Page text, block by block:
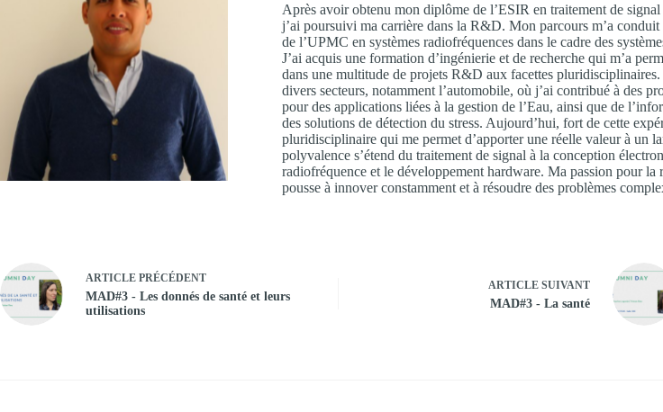
Après avoir obtenu mon diplôme de l’ESIR en traitement de
j’ai poursuivi ma carrière dans la R&D. Mon parcours m’a conduit
de l’UPMC en systèmes radiofréquences dans le cadre des
J’ai acquis une formation d’ingénierie et de recherche qui m’a
dans une multitude de projets R&D aux facettes pluridisciplinaires.
divers secteurs, notamment l’automobile, où j’ai contribué à des
pour des applications liées à la gestion de l’Eau, ainsi que de
des solutions de détection du stress. Aujourd’hui, fort de cette
pluridisciplinaire qui me permet d’apporter une réelle valeur à un
polyvalence s’étend du traitement de signal à la conception
radiofréquence et le développement hardware. Ma passion pour la
pousse à innover constamment et à résoudre des problèmes
ARTICLE PRÉCÉDENT
MAD#3 - Les donnés de santé et leurs
utilisations
ARTICLE SUIVANT
MAD#3 - La santé